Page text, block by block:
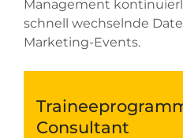
Management
schnell wechselnde
Marketing-Events.
Consultant